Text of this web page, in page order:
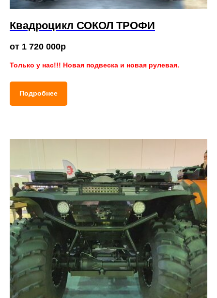
Квадроцикл СОКОЛ ТРОФИ
от 1 720 000р
Только у нас!!! Новая подвеска и новая рулевая.
Подробнее